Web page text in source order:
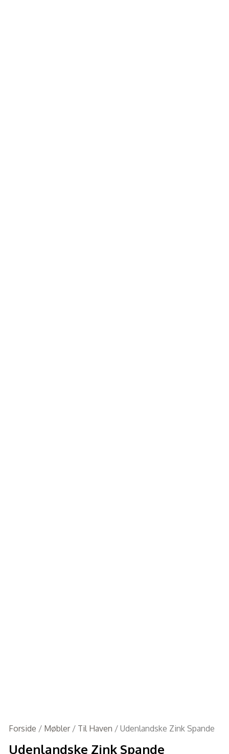
Forside / Møbler/ Til Haven / Udenlandske Zink Spande
Udenlandske Zink Spande